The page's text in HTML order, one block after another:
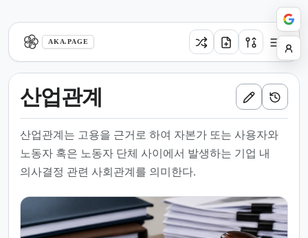
AKA.PAGE
산업관계
산업관계는 고용을 근거로 하여 자본가 또는 사용자와
노동자 혹은 노동자 단체 사이에서 발생하는 기업 내
의사결정 관련 사회관계를 의미한다.